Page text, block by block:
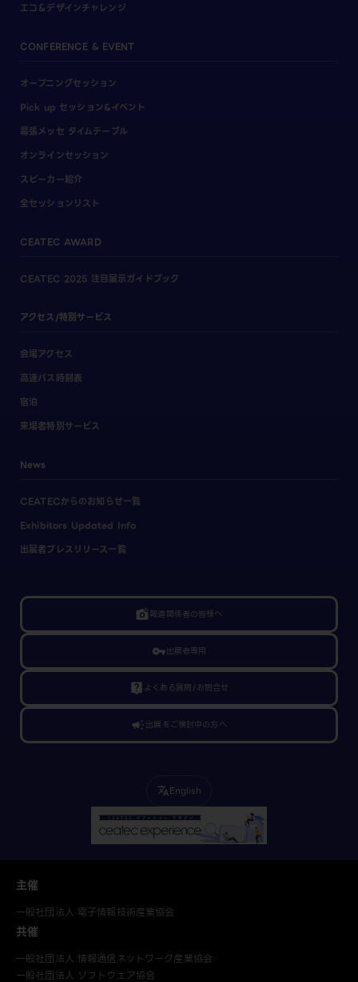
エコ＆デザインチャレンジ
CONFERENCE & EVENT
オープニングセッション
Pick up セッション&イベント
幕張メッセ タイムテーブル
オンラインセッション
スピーカー紹介
全セッションリスト
CEATEC AWARD
CEATEC 2025 注目展示ガイドブック
アクセス/特別サービス
会場アクセス
高速バス時刻表
宿泊
来場者特別サービス
News
CEATECからのお知らせ一覧
Exhibitors Updated Info
出展者プレスリリース一覧
linked_camera報道関係者の皆様へ
vpn_key出展者専用
live_help よくある質問/お問合せ
campaign出展をご検討中の方へ
translateEnglish
主催
一般社団法人 電子情報技術産業協会
共催
一般社団法人 情報通信ネットワーク産業協会
一般社団法人 ソフトウェア協会